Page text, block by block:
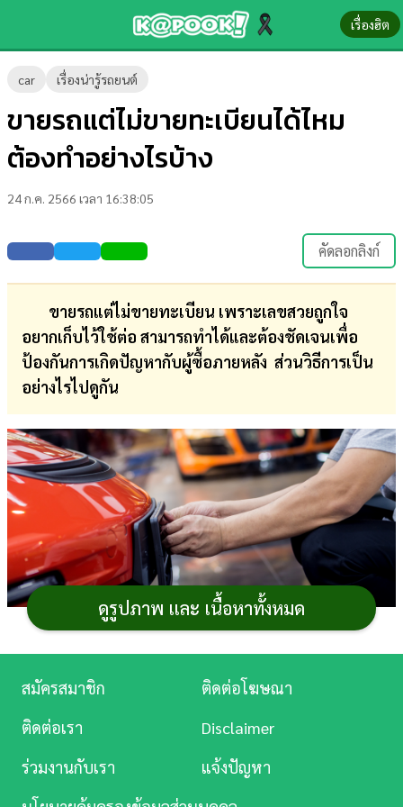
เรื่องฮิต
car เรื่องน่ารู้รถยนต์
ขายรถแต่ไม่ขายทะเบียนได้ไหม
ต้องทำอย่างไรบ้าง
24 ก.ค. 2566 เวลา 16:38:05
คัดลอกลิงก์
ขายรถแต่ไม่ขายทะเบียน เพราะเลขสวยถูกใจ
อยากเก็บไว้ใช้ต่อ สามารถทำได้และต้องชัดเจนเพื่อ
ป้องกันการเกิดปัญหากับผู้ซื้อภายหลัง ส่วนวิธีการเป็น
อย่างไรไปดูกัน
เมื่อต้องขายรถเก่าแต่ป้ายทะเบียนติดรถนั้นบังเอิญเป็น
เก็บไว้ใช้ต่อกับรถคันอื่น ก็สามารถทำได้ แต่การ
ขายทะเบียน
อาจมีขั้นตอนที่ยุ่งยากมากขึ้น ส่วนจะต้อง
ดูรูปภาพ และ เนื้อหาทั้งหมด
ข่าว-
ความ
รู้
บันเทิง
ตรวจ
หวย
ผล
บอล
สด
การ
เงิน
บันเทิง
ดู
Music
สมัครสมาชิก
ติดต่อโฆษณา
ติดต่อเรา
Disclaimer
ร่วมงานกับเรา
แจ้งปัญหา